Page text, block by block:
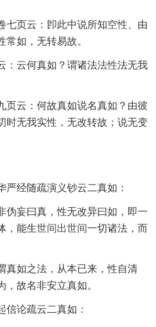
页云：卽此中说所知空性、由
如，无转易故。
：云何真如？谓诸法法性法无我
：何故真如说名真如？由彼
时无我实性，无改转故；说无变
经随疏演义钞云二真如：
曰真，性无改异曰如，即一
，能生世间出世间一切诸法，而
如之法，从本已来，性自清
故名非安立真如。
信论疏云二真如：